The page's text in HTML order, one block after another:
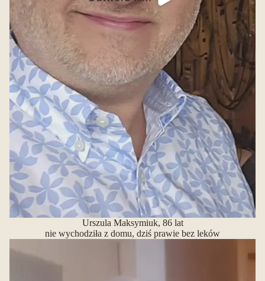
Urszula Maksymiuk, 86 lat
nie wychodziła z domu, dziś prawie bez leków